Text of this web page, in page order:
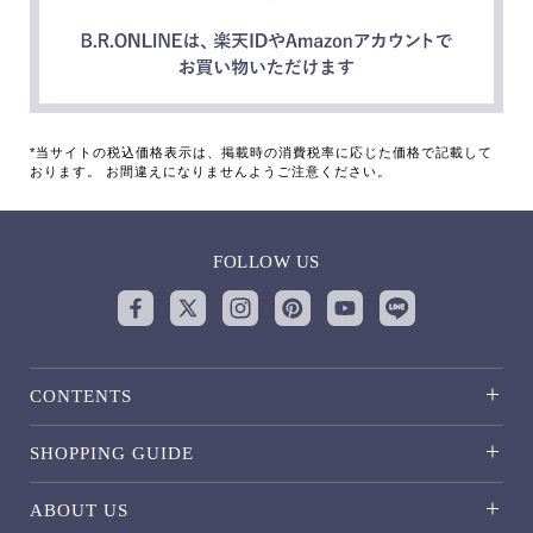
*当サイトの税込価格表示は、掲載時の消費税率に応じた価格で記載して
おります。 お間違えになりませんようご注意ください。
FOLLOW US
CONTENTS
SHOPPING GUIDE
ABOUT US